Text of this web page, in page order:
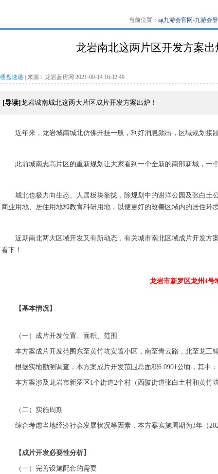
当前位置： ag九游会官网-九游会
龙岩南北这两片区开发方案
楼盘速递 | 来源：龙岩蓝房网 2021-09-14 16:32:49
[导读] 龙岩城南城北这两大片区成片开发方案出炉！
近年来，龙岩城南城北仿佛开挂一般，利好消息频出，区域规划接
此前城南志高片区的重新规划让大家看到一个全新的南部新城，一
城北也极力向生态、人居板块靠拢，除规划中的谢洋公园及张白
商业用地、居住用地和教育科研用地，以便更好的改善区域内的居住环
近期南北两大区域开发又有新动态，有关城市南北区域成片开发
看下！
龙岩市新罗区龙州4号
【基本情况】
（一）成片开发位置、面积、范围
本方案成片开发范围东至黄竹坑安置小区，南至青云路，北至龙工
根据实地勘测调查，本方案成片开发范围总面积6.0901公顷，其中
本方案涉及龙岩市新罗区1个街道2个村（西陂街道张白土村和黄竹
（二）实施周期
综合考虑当地经济社会发展状况等因素，本方案实施周期为3年（
【成片开发必要性分析】
（一）完善设施配套的需要